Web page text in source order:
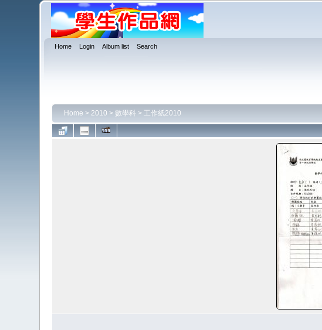
Home Login Album list Search
Home > 2010 > 數學科> 工作紙2010